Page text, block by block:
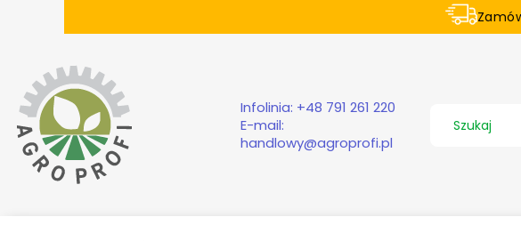
Infolinia: +48 791 261 220
E-mail:
handlowy@agroprofi.pl